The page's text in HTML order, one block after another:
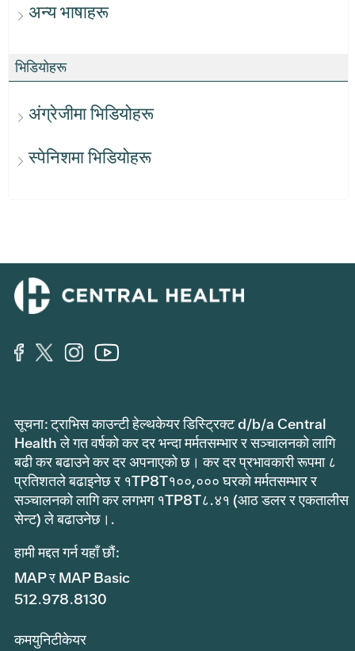
अन्य भाषाहरू
भिडियोहरू
अंग्रेजीमा भिडियोहरू
स्पेनिशमा भिडियोहरू
सूचना: ट्राभिस काउन्टी हेल्थकेयर डिस्ट्रिक्ट d/b/a Central
Health ले गत वर्षको कर दर भन्दा मर्मतसम्भार र सञ्चालनको लागि
बढी कर बढाउने कर दर अपनाएको छ। कर दर प्रभावकारी रूपमा ८
प्रतिशतले बढाइनेछ र १TP8T१००,००० घरको मर्मतसम्भार र
सञ्चालनको लागि कर लगभग १TP8T८.४१ (आठ डलर र एकतालीस
सेन्ट) ले बढाउनेछ।.
हामी मद्दत गर्न यहाँ छौं:
MAP र MAP Basic
512.978.8130
कमयुनिटीकेयर